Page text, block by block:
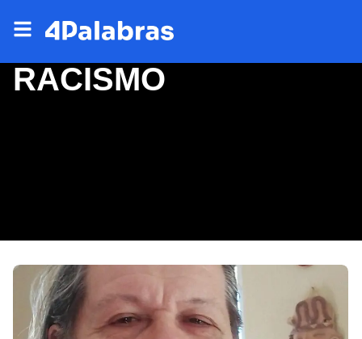
RACISMO